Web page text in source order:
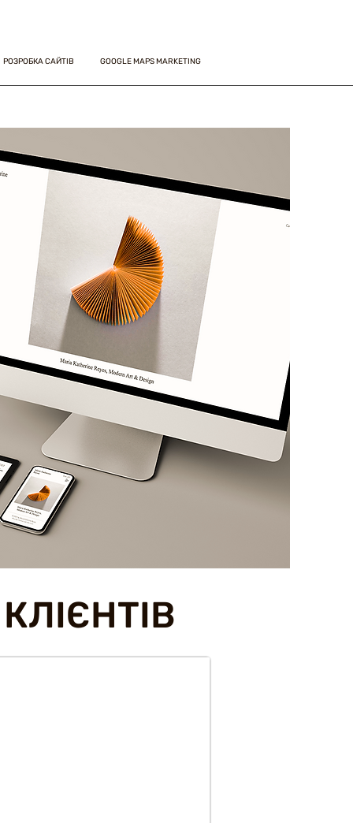
РОЗРОБКА САЙТІВ GOOGLE MAPS MARKETING